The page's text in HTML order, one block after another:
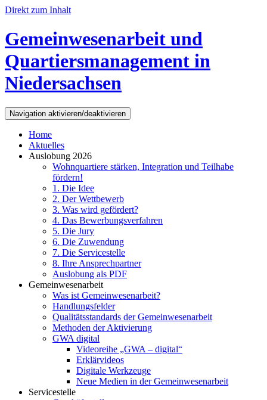
Direkt zum Inhalt
Gemeinwesenarbeit und
Quartiersmanagement in
Niedersachsen
Navigation aktivieren/deaktivieren
Home
Aktuelles
Auslobung 2026
Wohnquartiere stärken, Integration und Teilhabe
fördern!
1. Die Idee
2. Der Wettbewerb
3. Was wird gefördert?
4. Das Bewerbungsverfahren
5. Die Jury
6. Die Zuwendung
7. Die Servicestelle
8. Ihre Ansprechpartner
Auslobung als PDF
Gemeinwesenarbeit
Was ist Gemeinwesenarbeit?
Handlungsfelder
Qualitätsstandards der Gemeinwesenarbeit
Methoden der Aktivierung
GWA digital
Videoreihe „GWA – digital“
Erklärvideos
Digitale Werkzeuge
Neue Medien in der Gemeinwesenarbeit
Servicestelle